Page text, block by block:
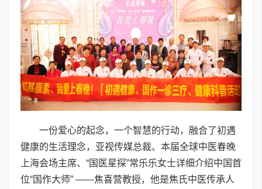
一份爱心的起念，一个智慧的行动，融合了初遇
健康的生活理念，亚视传媒总裁、本届全球中医春晚
上海会场主席、“国医星探”常乐乐女士详细介绍中国首
位“国作大师” ——焦喜营教授，他是焦氏中医传承人